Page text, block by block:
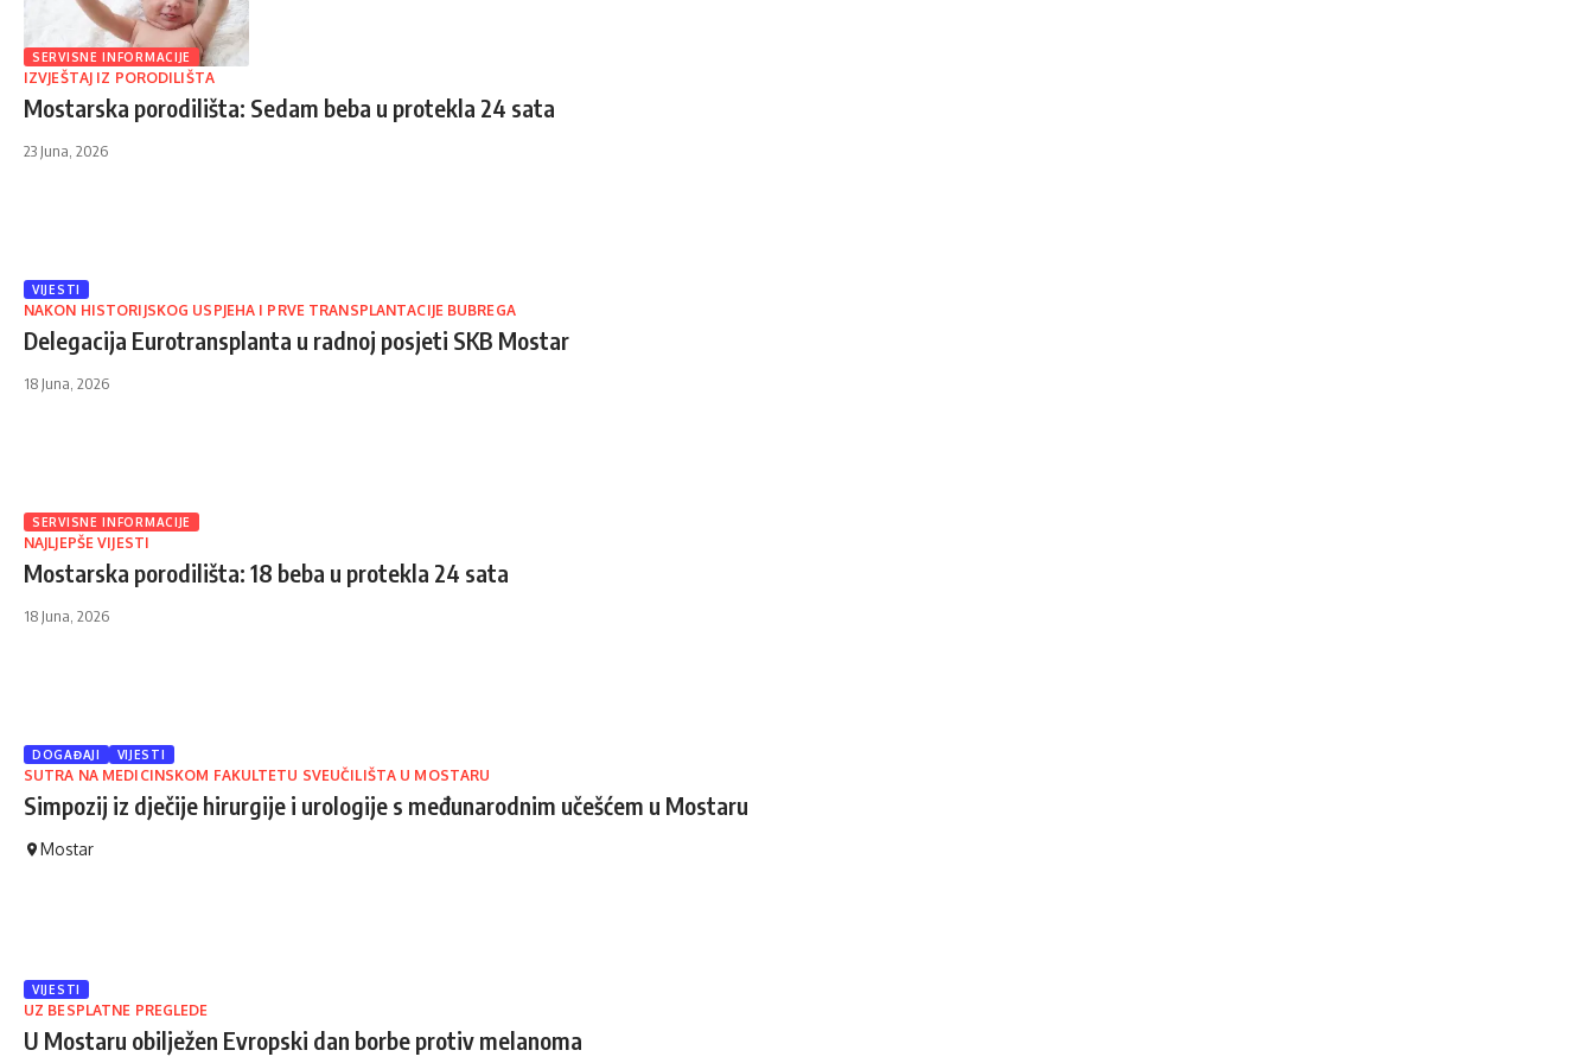
SERVISNE INFORMACIJE
IZVJEŠTAJ IZ PORODILIŠTA
Mostarska porodilišta: Sedam beba u protekla 24 sata
23 Juna, 2026
VIJESTI
NAKON HISTORIJSKOG USPJEHA I PRVE TRANSPLANTACIJE BUBREGA
Delegacija Eurotransplanta u radnoj posjeti SKB Mostar
18 Juna, 2026
SERVISNE INFORMACIJE
NAJLJEPŠE VIJESTI
Mostarska porodilišta: 18 beba u protekla 24 sata
18 Juna, 2026
DOGAĐAJI VIJESTI
SUTRA NA MEDICINSKOM FAKULTETU SVEUČILIŠTA U MOSTARU
Simpozij iz dječije hirurgije i urologije s međunarodnim učešćem u Mostaru
Mostar
VIJESTI
UZ BESPLATNE PREGLEDE
U Mostaru obilježen Evropski dan borbe protiv melanoma